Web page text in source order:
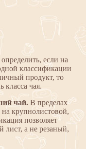
если на
классификации
продукт, то
класса чая.
чай. В пределах
на крупнолистовой,
позволяет
лист, а не резаный,